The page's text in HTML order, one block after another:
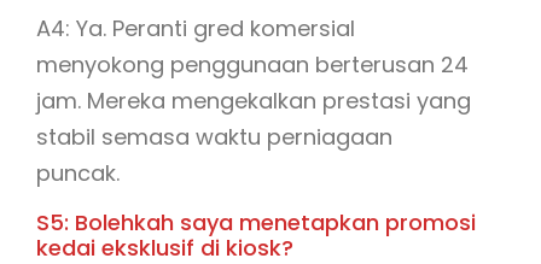
A4: Ya. Peranti gred komersial
menyokong penggunaan berterusan 24
jam. Mereka mengekalkan prestasi yang
stabil semasa waktu perniagaan
puncak.
S5: Bolehkah saya menetapkan promosi
kedai eksklusif di kiosk?